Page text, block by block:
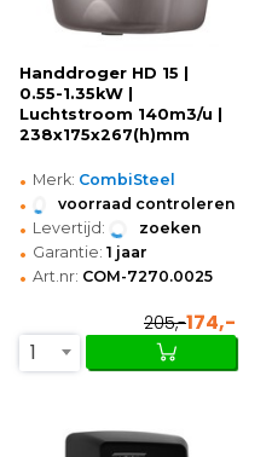
Handdroger HD 15 |
0.55-1.35kW |
Luchtstroom 140m3/u |
238x175x267(h)mm
• Merk: CombiSteel
• voorraad controleren
• Levertijd: zoeken
• Garantie: 1 jaar
• Art.nr: COM-7270.0025
205,-174,-
1